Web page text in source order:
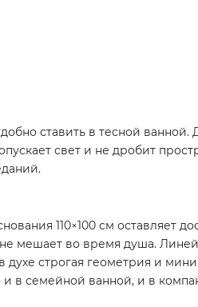
ставить в тесной ванной.
свет и не дробит
110×100 см оставляет
мешает во время душа.
строгая геометрия и
в семейной ванной, и в